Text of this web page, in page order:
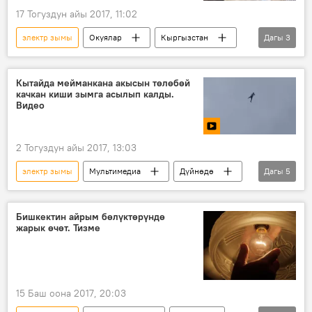
17 Тогуздун айы 2017, 11:02
электр зымы Окуялар
Кыргызстан
Жаңылыктар
Чүй облусу
электр жарыгы
Дагы 3
Кытайда мейманкана акысын төлөбөй
качкан киши зымга асылып калды.
Видео
2 Тогуздун айы 2017, 13:03
электр зымы Мультимедиа
Дүйнөдө
Коом
Видео
Жаңылыктар
Кытай
качуу
Дагы 5
Бишкектин айрым бөлүктөрүндө
жарык өчөт. Тизме
15 Баш оона 2017, 20:03